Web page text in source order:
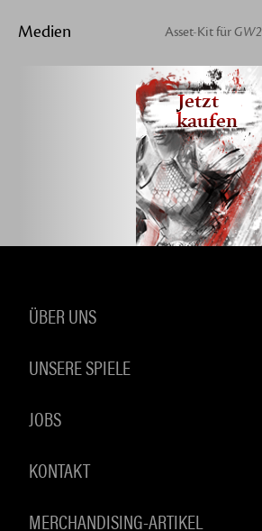
Medien Asset-Kit fürGW2
Jetzt
kaufen
ÜBER UNS
UNSERE SPIELE
JOBS
KONTAKT
MERCHANDISING-ARTIKEL